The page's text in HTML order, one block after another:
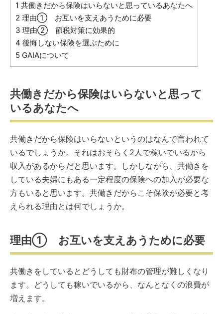
1 共働きだから保険はいらないと思っているあなたへ
2 理由① お互いを支えあうために必要
3 理由② 節税対策に効果的
4 後悔しない保険を選ぶために
5 GAIAについて
共働きだから保険はいらないと思って
いるあなたへ
共働きだから保険はいらないというのはなんで言われて
いるでしょうか。それはおそらく2人で稼いでいるから
収入があるからだと思います。しかしながら、共働きを
している夫婦にもある一定程度の保険への加入が必要な
方もいると思います。共働きだからこそ保険が必要と考
えられる理由とは何でしょうか。
理由① お互いを支えあうために必要
共働きをしているとどうしても財布の管理が難しくなり
ます。どうしても稼いでいるから、なんとなくの浪費が
増えます。